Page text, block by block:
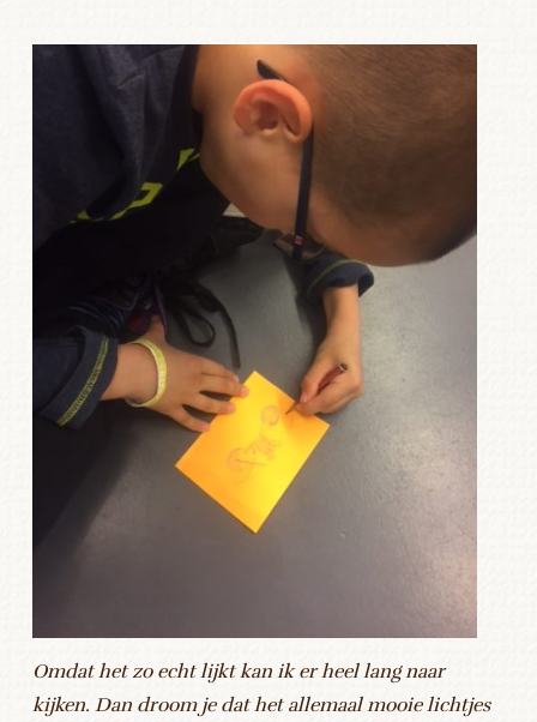
Omdat het zo echt lijkt kan ik er heel lang naar
kijken. Dan droom je dat het allemaal mooie lichtjes